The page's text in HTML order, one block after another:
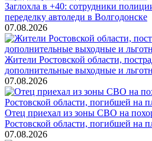
Заглохла в +40: сотрудники
переделку автоледи в Волгодонске
07.08.2026
Жители Ростовской области,
дополнительные выходные и
07.08.2026
Отец приехал из зоны СВО на
Ростовской области, погибшей на
07.08.2026